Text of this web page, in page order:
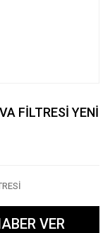
FİLTRESİ YENİ
VER